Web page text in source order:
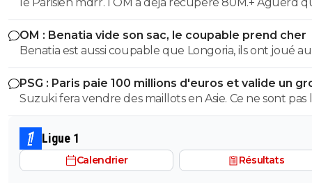
officiel. Hodgberg en discussions avancees, Gomez pareil.
donc le blabla ca va. les articles de merde chaaue jour c est
marrant mais ca va 5 mn
OM : Benatia vide son sac, le coupable prend cher
Benatia est aussi coupable que Longoria, ils ont joué
mercato sans construire quelque chose
PSG : Paris paie 100 millions d'euros et valide un
départ
Suzuki fera vendre des maillots en Asie. Ce ne sont pas
russes qui acheteront ceux de Safonov ni les europeens
ceux de Chevalier. Quant aux autres acheteurs ils s’en
foutent des trois ...
Ligue 1
Calendrier Résultats